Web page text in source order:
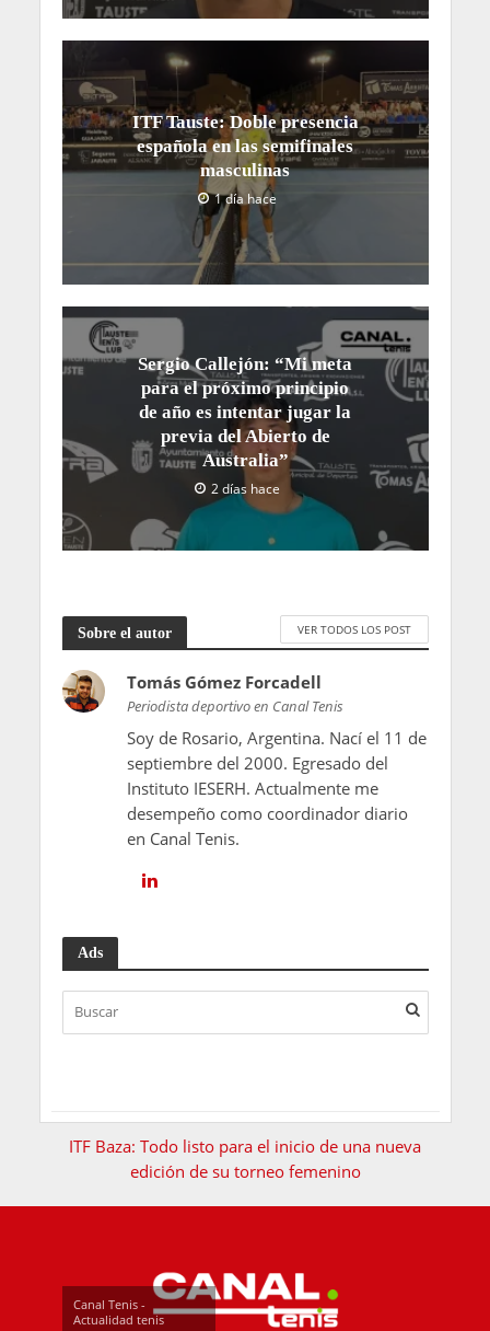
ITF Tauste: Doble presencia
española en las semifinales
masculinas
1 día hace
Sergio Callejón: “Mi meta
para el próximo principio
de año es intentar jugar la
previa del Abierto de
Australia”
2 días hace
Sobre el autor VER TODOS LOS POST
Tomás Gómez Forcadell
Periodista deportivo en Canal Tenis
Soy de Rosario, Argentina. Nací el 11 de
septiembre del 2000. Egresado del
Instituto IESERH. Actualmente me
desempeño como coordinador diario
en Canal Tenis.
Ads
ITF Baza: Todo listo para el inicio de una nueva
edición de su torneo femenino
Canal Tenis -
Actualidad tenis